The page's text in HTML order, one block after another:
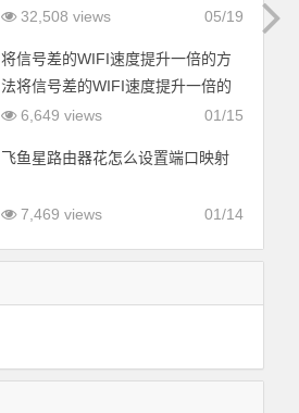
05/19
32,508 views
将信号差的WIFI速度提升一倍的方
法将信号差的WIFI速度提升一倍的
方法
01/15
6,649 views
飞鱼星路由器花怎么设置端口映射
01/14
7,469 views